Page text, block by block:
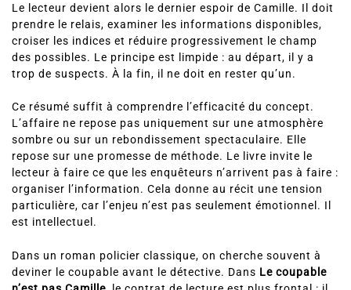
Le lecteur devient alors le dernier espoir de Camille. Il doit
prendre le relais, examiner les informations disponibles,
croiser les indices et réduire progressivement le champ
des possibles. Le principe est limpide : au départ, il y a
trop de suspects. À la fin, il ne doit en rester qu’un.
Ce résumé suffit à comprendre l’efficacité du concept.
L’affaire ne repose pas uniquement sur une atmosphère
sombre ou sur un rebondissement spectaculaire. Elle
repose sur une promesse de méthode. Le livre invite le
lecteur à faire ce que les enquêteurs n’arrivent pas à faire :
organiser l’information. Cela donne au récit une tension
particulière, car l’enjeu n’est pas seulement émotionnel. Il
est intellectuel.
Dans un roman policier classique, on cherche souvent à
deviner le coupable avant le détective. Dans Le coupable